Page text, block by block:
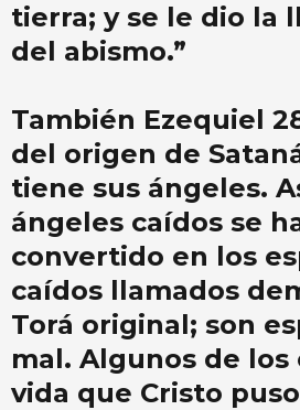
tierra; y se le dio la
del abismo.”
También Ezequiel
del origen de
tiene sus ángeles.
ángeles caídos se
convertido en los
caídos llamados
Torá original; son
mal. Algunos de
vida que Cristo